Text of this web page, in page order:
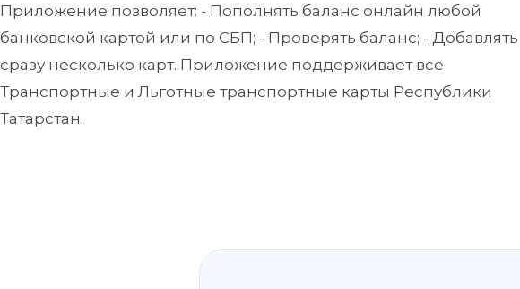
Приложение позволяет: - Пополнять баланс онлайн любой
банковской картой или по СБП; - Проверять баланс; - Добавлять
сразу несколько карт. Приложение поддерживает все
Транспортные и Льготные транспортные карты Республики
Татарстан.